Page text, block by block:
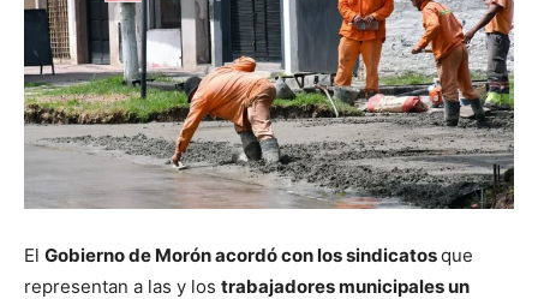
El Gobierno de Morón acordó con los sindicatosque
representan a las y los trabajadores municipales un